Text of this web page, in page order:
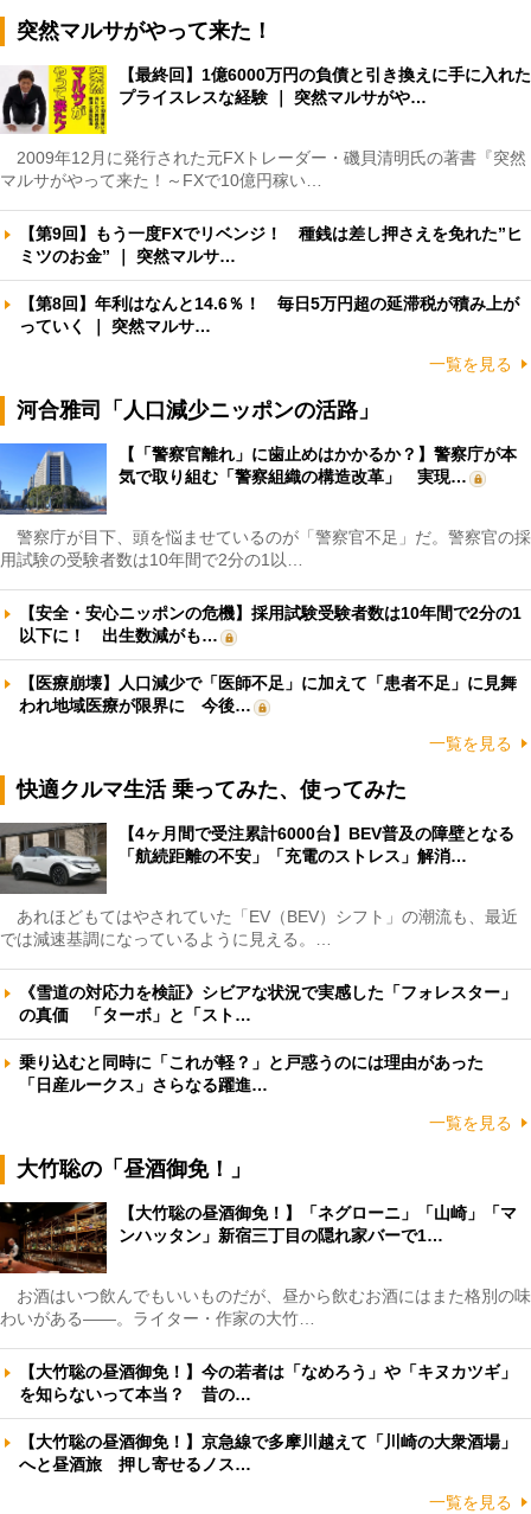
突然マルサがやって来た！
【最終回】1億6000万円の負債と引き換えに手に入れた
プライスレスな経験 ｜ 突然マルサがや…
2009年12月に発行された元FXトレーダー・磯貝清明氏の著書『突然
マルサがやって来た！～FXで10億円稼い…
【第9回】もう一度FXでリベンジ！ 種銭は差し押さえを免れた”ヒ
ミツのお金” ｜ 突然マルサ…
【第8回】年利はなんと14.6％！ 毎日5万円超の延滞税が積み上が
っていく ｜ 突然マルサ…
一覧を見る
河合雅司「人口減少ニッポンの活路」
【「警察官離れ」に歯止めはかかるか？】警察庁が本
気で取り組む「警察組織の構造改革」 実現…
警察庁が目下、頭を悩ませているのが「警察官不足」だ。警察官の採
用試験の受験者数は10年間で2分の1以…
【安全・安心ニッポンの危機】採用試験受験者数は10年間で2分の1
以下に！ 出生数減がも…
【医療崩壊】人口減少で「医師不足」に加えて「患者不足」に見舞
われ地域医療が限界に 今後…
一覧を見る
快適クルマ生活 乗ってみた、使ってみた
【4ヶ月間で受注累計6000台】BEV普及の障壁となる
「航続距離の不安」「充電のストレス」解消…
あれほどもてはやされていた「EV（BEV）シフト」の潮流も、最近
では減速基調になっているように見える。…
《雪道の対応力を検証》シビアな状況で実感した「フォレスター」
の真価 「ターボ」と「スト…
乗り込むと同時に「これが軽？」と戸惑うのには理由があった
「日産ルークス」さらなる躍進…
一覧を見る
大竹聡の「昼酒御免！」
【大竹聡の昼酒御免！】「ネグローニ」「山崎」「マ
ンハッタン」新宿三丁目の隠れ家バーで1…
お酒はいつ飲んでもいいものだが、昼から飲むお酒にはまた格別の味
わいがある――。ライター・作家の大竹…
【大竹聡の昼酒御免！】今の若者は「なめろう」や「キヌカツギ」
を知らないって本当？ 昔の…
【大竹聡の昼酒御免！】京急線で多摩川越えて「川崎の大衆酒場」
へと昼酒旅 押し寄せるノス…
一覧を見る